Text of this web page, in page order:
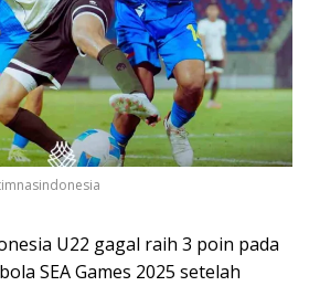
U22 gagal raih 3 poin pada
SEA Games 2025 setelah